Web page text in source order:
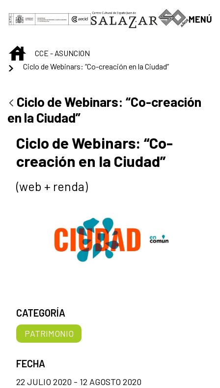
Saltar al contenido principal
MENÚ
INICIOCCE - ASUNCION
Ciclo de Webinars: “Co-creación en la Ciudad”
Ciclo de Webinars: “Co-creación
en la Ciudad”
Ciclo de Webinars: “Co-
creación en la Ciudad”
(web + renda)
CATEGORÍA
PATRIMONIO
FECHA
22 JULIO 2020 - 12 AGOSTO 2020